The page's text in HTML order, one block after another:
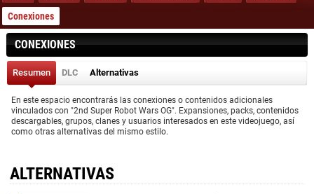
Conexiones
CONEXIONES
Resumen DLC Alternativas
En este espacio encontrarás las conexiones o contenidos adicionales
vinculados con "2nd Super Robot Wars OG". Expansiones, packs, contenidos
descargables, grupos, clanes y usuarios interesados en este videojuego, así
como otras alternativas del mismo estilo.
ALTERNATIVAS